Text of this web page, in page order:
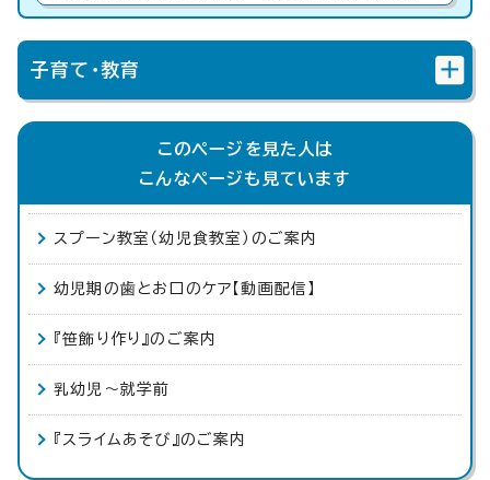
子育て・教育
このページを見た人は
こんなページも見ています
スプーン教室（幼児食教室）のご案内
幼児期の歯とお口のケア【動画配信】
『笹飾り作り』のご案内
乳幼児～就学前
『スライムあそび』のご案内